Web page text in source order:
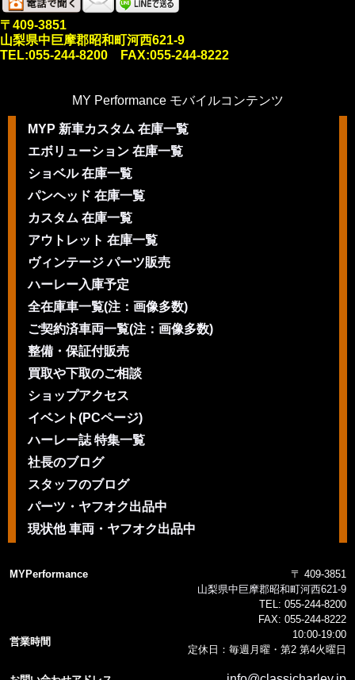
〒409-3851
山梨県中巨摩郡昭和町河西621-9
TEL:055-244-8200 FAX:055-244-8222
MY Performance モバイルコンテンツ
MYP 新車カスタム 在庫一覧
エボリューション 在庫一覧
ショベル 在庫一覧
パンヘッド 在庫一覧
カスタム 在庫一覧
アウトレット 在庫一覧
ヴィンテージ パーツ販売
ハーレー入庫予定
全在庫車一覧(注：画像多数)
ご契約済車両一覧(注：画像多数)
整備・保証付販売
買取や下取のご相談
ショップアクセス
イベント(PCページ)
ハーレー誌 特集一覧
社長のブログ
スタッフのブログ
パーツ・ヤフオク出品中
現状他 車両・ヤフオク出品中
MYPerformance
〒 409-3851
山梨県中巨摩郡昭和町河西621-9
TEL: 055-244-8200
FAX: 055-244-8222
営業時間
10:00-19:00
定休日：毎週月曜・第2 第4火曜日